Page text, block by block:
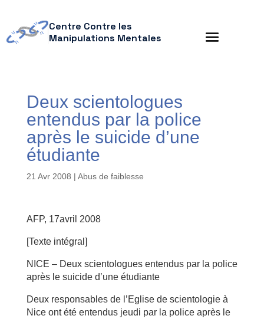
Centre Contre les
Manipulations Mentales
Deux scientologues
entendus par la police
après le suicide d’une
étudiante
21 Avr 2008 | Abus de faiblesse
AFP, 17avril 2008
[Texte intégral]
NICE – Deux scientologues entendus par la police
après le suicide d’une étudiante
Deux responsables de l’Eglise de scientologie à
Nice ont été entendus jeudi par la police après le